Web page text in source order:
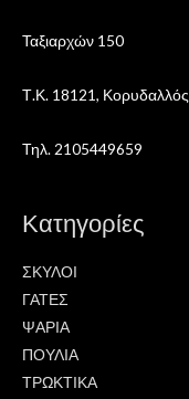
Ταξιαρχών 150
Τ.Κ. 18121, Κορυδαλλός
Τηλ. 2105449659
Κατηγορίες
ΣΚΥΛΟΙ
ΓΑΤΕΣ
ΨΑΡΙΑ
ΠΟΥΛΙΑ
ΤΡΩΚΤΙΚΑ